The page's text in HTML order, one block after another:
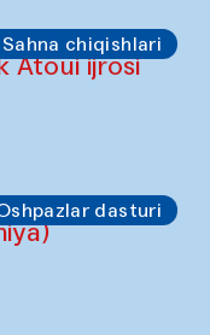
Sahna chiqishlari
Atoui ijrosi
dasturi